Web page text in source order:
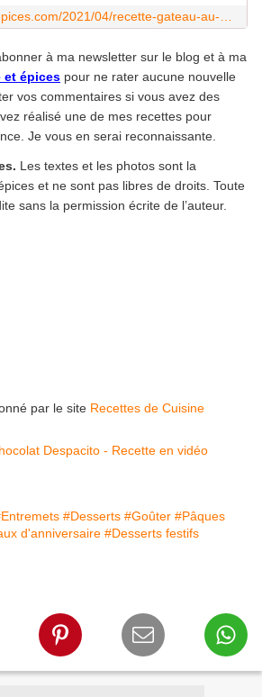
à ma newsletter sur le blog et à ma
et épices pour ne rater aucune nouvelle
vos commentaires si vous avez des
réalisé une de mes recettes pour
Je vous en serai reconnaissante.
Les textes et les photos sont la
et ne sont pas libres de droits. Toute
sans la permission écrite de l’auteur.
par le site Recettes de Cuisine
#Desserts #Goûter #Pâques
d'anniversaire #Desserts festifs